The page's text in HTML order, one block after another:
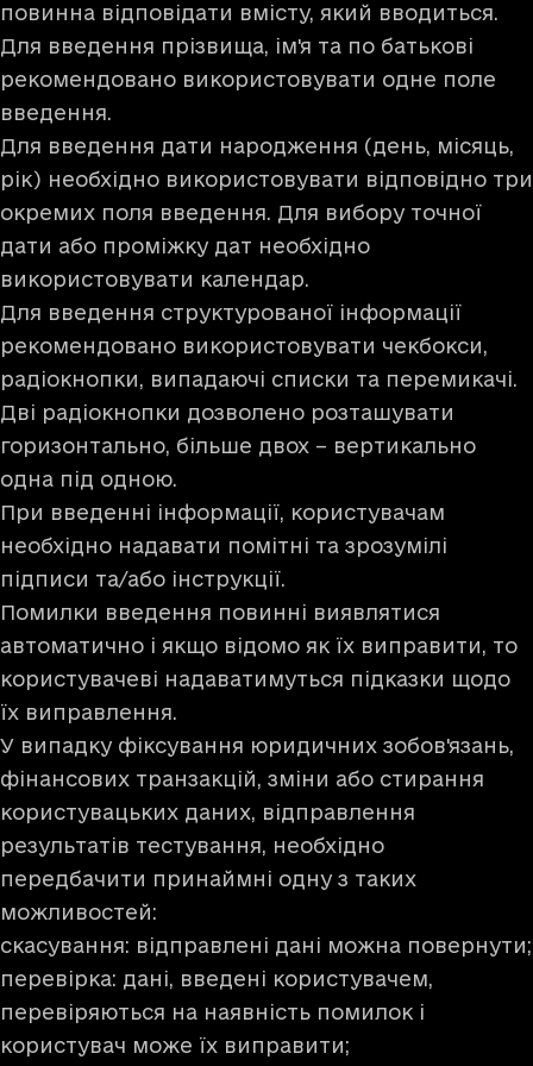
повинна відповідати вмісту, який вводиться.
Для введення прізвища, ім'я та по батькові
рекомендовано використовувати одне поле
введення.
Для введення дати народження (день, місяць,
рік) необхідно використовувати відповідно три
окремих поля введення. Для вибору точної
дати або проміжку дат необхідно
використовувати календар.
Для введення структурованої інформації
рекомендовано використовувати чекбокси,
радіокнопки, випадаючі списки та перемикачі.
Дві радіокнопки дозволено розташувати
горизонтально, більше двох – вертикально
одна під одною.
При введенні інформації, користувачам
необхідно надавати помітні та зрозумілі
підписи та/або інструкції.
Помилки введення повинні виявлятися
автоматично і якщо відомо як їх виправити, то
користувачеві надаватимуться підказки щодо
їх виправлення.
У випадку фіксування юридичних зобов'язань,
фінансових транзакцій, зміни або стирання
користувацьких даних, відправлення
результатів тестування, необхідно
передбачити принаймні одну з таких
можливостей:
скасування: відправлені дані можна повернути;
перевірка: дані, введені користувачем,
перевіряються на наявність помилок і
користувач може їх виправити;